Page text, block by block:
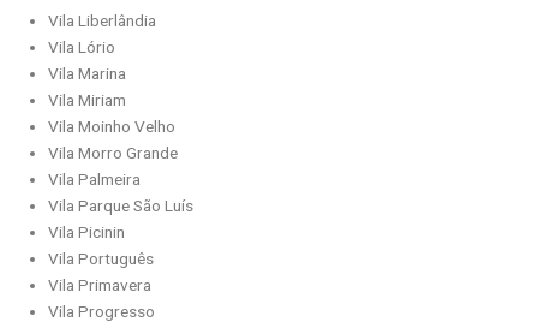
Vila Liberlândia
Vila Lório
Vila Marina
Vila Miriam
Vila Moinho Velho
Vila Morro Grande
Vila Palmeira
Vila Parque São Luís
Vila Picinin
Vila Português
Vila Primavera
Vila Progresso